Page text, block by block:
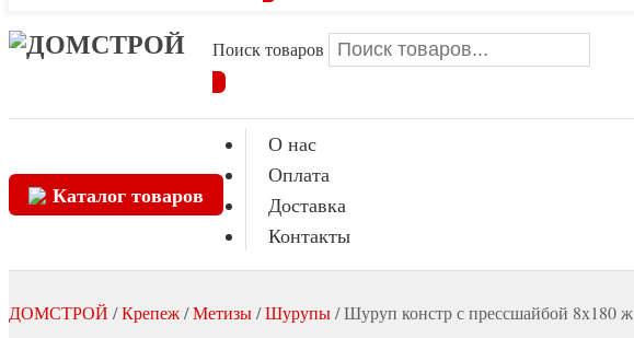
Поиск товаров
Каталог товаров
О нас
Оплата
Доставка
Контакты
ДОМСТРОЙ /Крепеж/Метизы/Шурупы/Шуруп констр с прессшайбой 8х180 ж